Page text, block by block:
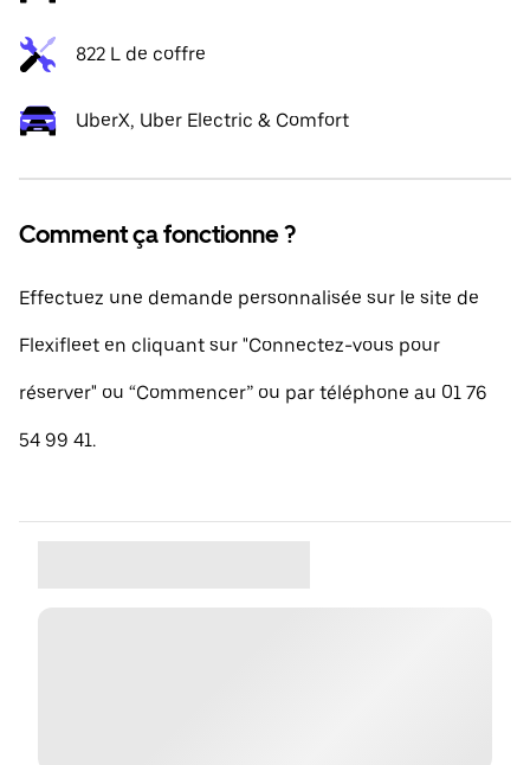
822 L de coffre
UberX, Uber Electric & Comfort
Comment ça fonctionne ?
Effectuez une demande personnalisée sur le site de
Flexifleet en cliquant sur "Connectez-vous pour
réserver" ou “Commencer” ou par téléphone au 01 76
54 99 41.